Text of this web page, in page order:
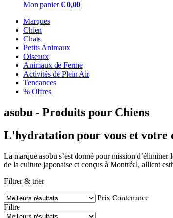
Mon panier € 0,00
Marques
Chien
Chats
Petits Animaux
Oiseaux
Animaux de Ferme
Activités de Plein Air
Tendances
% Offres
asobu - Produits pour Chiens
L'hydratation pour vous et votre
La marque asobu s’est donné pour mission
de la culture japonaise et conçus à Montréal, allient
Filtrer & trier
Prix Contenance
Filtre